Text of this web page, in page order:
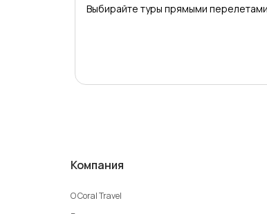
Выбирайте туры прямыми
Компания
О Coral Travel